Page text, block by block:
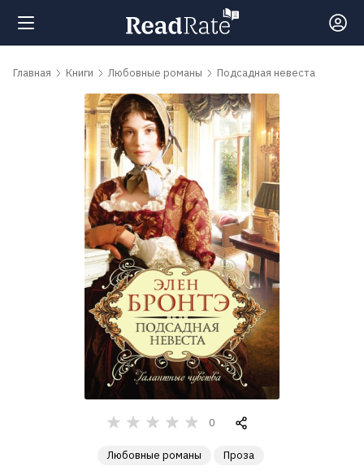
Поиск
Рейтинги
обсуждаемые
Главная Книги Любовные романы Подсадная невеста
0
Любовные романы Проза